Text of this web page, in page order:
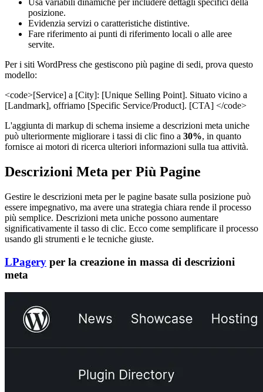
Usa variabili dinamiche per includere dettagli specifici della
posizione.
Evidenzia servizi o caratteristiche distintive.
Fare riferimento ai punti di riferimento locali o alle aree
servite.
Per i siti WordPress che gestiscono più pagine di sedi, prova questo
modello:
<code>[Service] a [City]: [Unique Selling Point]. Situato vicino a
[Landmark], offriamo [Specific Service/Product]. [CTA] </code>
L'aggiunta di markup di schema insieme a descrizioni meta uniche
può ulteriormente migliorare i tassi di clic fino a 30%, in quanto
fornisce ai motori di ricerca ulteriori informazioni sulla tua attività.
Descrizioni Meta per Più Pagine
Gestire le descrizioni meta per le pagine basate sulla posizione può
essere impegnativo, ma avere una strategia chiara rende il processo
più semplice. Descrizioni meta uniche possono aumentare
significativamente il tasso di clic. Ecco come semplificare il processo
usando gli strumenti e le tecniche giuste.
LPagery per la creazione in massa di descrizioni
meta